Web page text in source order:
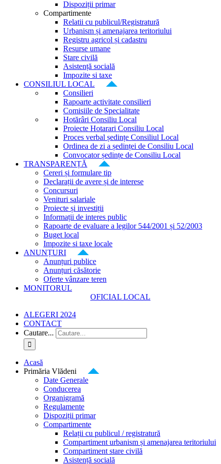
Dispoziții primar
Compartimente
Relatii cu publicul/Registratură
Urbanism și amenajarea teritoriului
Registru agricol și cadastru
Resurse umane
Stare civilă
Asistență socială
Impozite si taxe
CONSILIUL LOCAL
Consilieri
Rapoarte activitate consilieri
Comisiile de Specialitate
Hotărâri Consiliu Local
Proiecte Hotarari Consiliu Local
Proces verbal ședințe Consiliul Local
Ordinea de zi a ședinței de Consiliu Local
Convocator ședințe de Consiliu Local
TRANSPARENȚĂ
Cereri și formulare tip
Declarații de avere și de interese
Concursuri
Venituri salariale
Proiecte și investiții
Informații de interes public
Rapoarte de evaluare a legilor 544/2001 și 52/2003
Buget local
Impozite si taxe locale
ANUNȚURI
Anunțuri publice
Anunțuri căsătorie
Oferte vânzare teren
MONITORUL
OFICIAL LOCAL
ALEGERI 2024
CONTACT
Cautare...
Acasă
Primăria Vlădeni
Date Generale
Conducerea
Organigramă
Regulamente
Dispoziții primar
Compartimente
Relații cu publicul / registratură
Compartiment urbanism și amenajarea teritoriului
Compartiment stare civilă
Asistență socială